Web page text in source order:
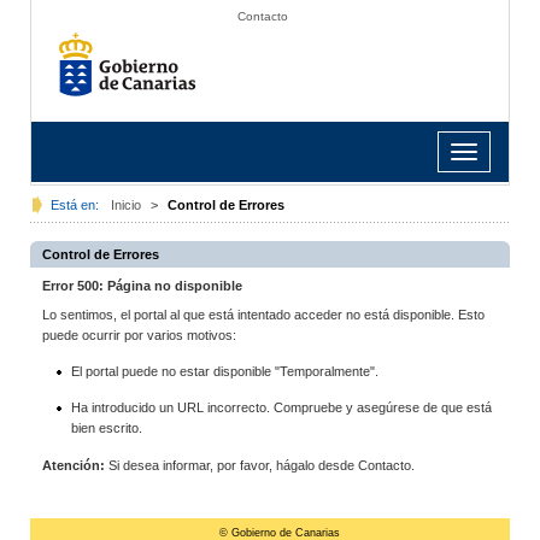
Contacto
Toggle
navigation
Está en: Inicio > Control de Errores
Control de Errores
Error 500: Página no disponible
Lo sentimos, el portal al que está intentado acceder no está disponible. Esto
puede ocurrir por varios motivos:
El portal puede no estar disponible "Temporalmente".
Ha introducido un URL incorrecto. Compruebe y asegúrese de que está
bien escrito.
Atención: Si desea informar, por favor, hágalo desde Contacto.
© Gobierno de Canarias